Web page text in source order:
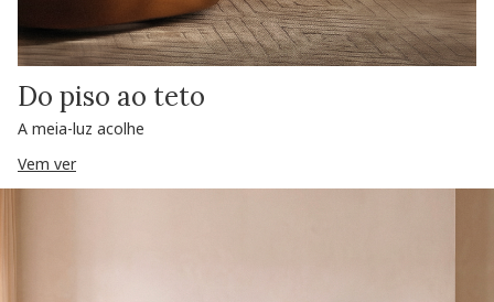
Do piso ao teto
A meia-luz acolhe
Vem ver